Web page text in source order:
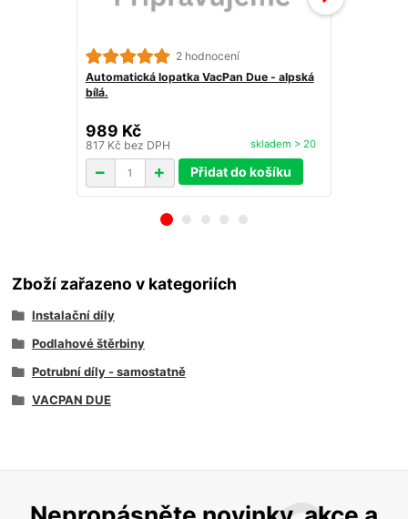
2 hodnocení
Automatická lopatka VacPan Due - alpská
bílá.
989 Kč
817 Kč bez DPH skladem > 20
Přidat do košíku
Zboží zařazeno v kategoriích
Instalační díly
Podlahové štěrbiny
Potrubní díly - samostatně
VACPAN DUE